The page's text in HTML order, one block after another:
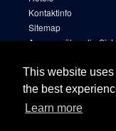
This website
the best
Learn more
Kontaktinfo
Sitemap
Aussage über die
Cookies
Sitemap 2
Facebook